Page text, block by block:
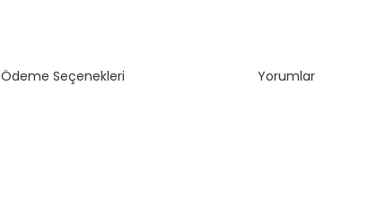
Ödeme Seçenekleri Yorumlar